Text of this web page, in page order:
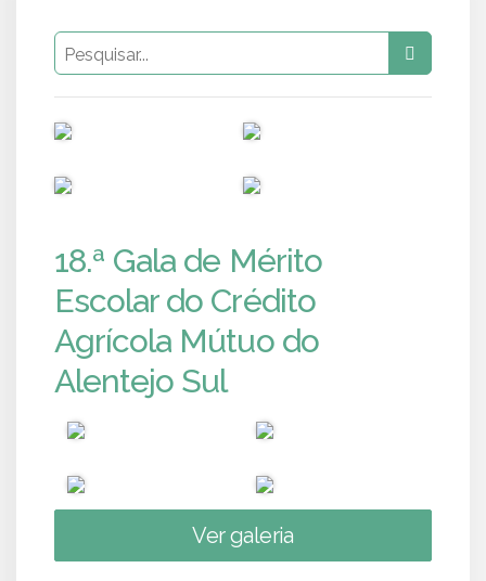
18.ª Gala de Mérito
Escolar do Crédito
Agrícola Mútuo do
Alentejo Sul
Ver galeria